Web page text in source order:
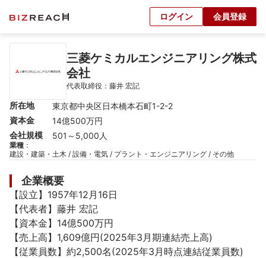
ログイン 会員登録
三菱ケミカルエンジニアリング株式
会社
代表取締役：藤井 宏記
所在地
東京都中央区日本橋本石町1-2-2
資本金
14億500万円
会社規模
501～5,000人
業種 ：
建設・建築・土木 / 設備・電気 / プラント・エンジニアリング / その他
企業概要
【設立】1957年12月16日
【代表者】藤井 宏記
【資本金】14億500万円
【売上高】1,609億円(2025年3月期連結売上高)
【従業員数】約2,500名(2025年3月時点連結従業員数)